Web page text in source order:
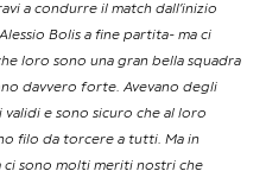
a condurre il match dall’inizio
Bolis a fine partita- ma ci
loro sono una gran bella squadra
davvero forte. Avevano degli
e sono sicuro che al loro
filo da torcere a tutti. Ma in
ci sono molti meriti nostri che